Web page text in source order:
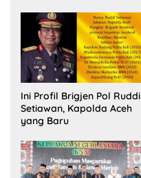
Ini Profil Brigjen Pol Ruddi
Setiawan, Kapolda Aceh
yang Baru